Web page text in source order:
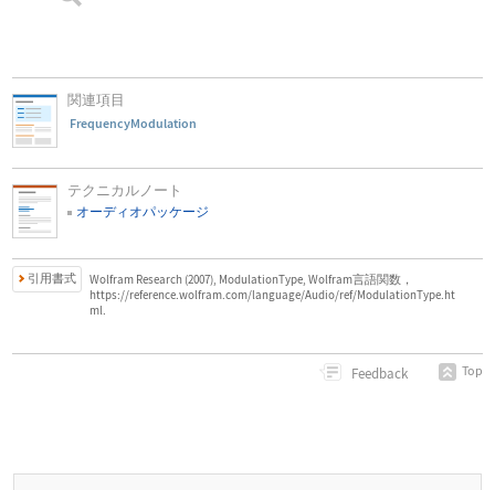
関連項目
FrequencyModulation
テクニカルノート
オーディオパッケージ
引用書式
Wolfram Research (2007), ModulationType, Wolfram言語関数，
https://reference.wolfram.com/language/Audio/ref/ModulationType.ht
ml.
Feedback Top